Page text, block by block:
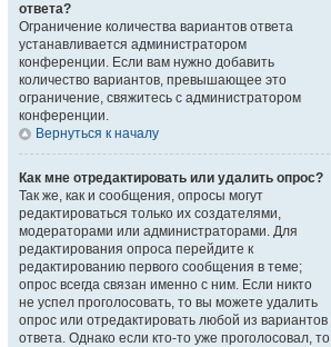
ответа?
Ограничение количества вариантов ответа
устанавливается администратором
конференции. Если вам нужно добавить
количество вариантов, превышающее это
ограничение, свяжитесь с администратором
конференции.
Вернуться к началу
Как мне отредактировать или удалить опрос?
Так же, как и сообщения, опросы могут
редактироваться только их создателями,
модераторами или администраторами. Для
редактирования опроса перейдите к
редактированию первого сообщения в теме;
опрос всегда связан именно с ним. Если никто
не успел проголосовать, то вы можете удалить
опрос или отредактировать любой из вариантов
ответа. Однако если кто-то уже проголосовал, то